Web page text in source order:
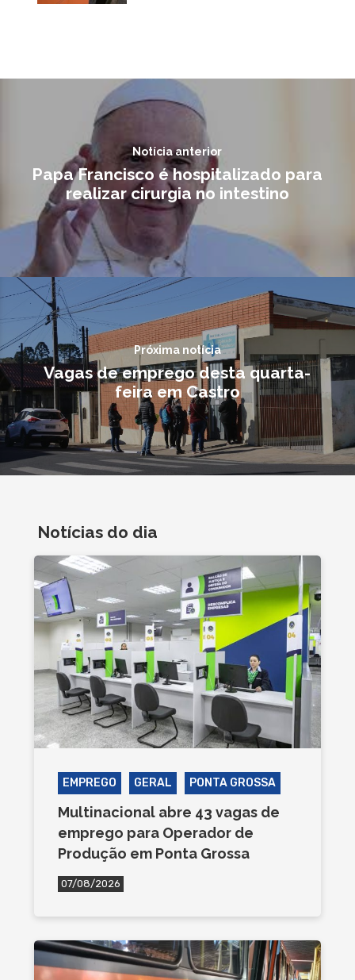
Notícia anterior
Papa Francisco é hospitalizado para
realizar cirurgia no intestino
Próxima notícia
Vagas de emprego desta quarta-
feira em Castro
Notícias do dia
EMPREGO GERAL PONTA GROSSA
Multinacional abre 43 vagas de
emprego para Operador de
Produção em Ponta Grossa
07/08/2026